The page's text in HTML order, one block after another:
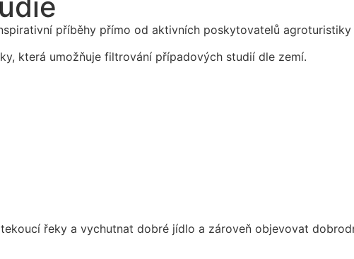
příběhy přímo od aktivních poskytovatelů
která umožňuje filtrování případových studií dle zemí.
řeky a vychutnat dobré jídlo a zároveň objevovat